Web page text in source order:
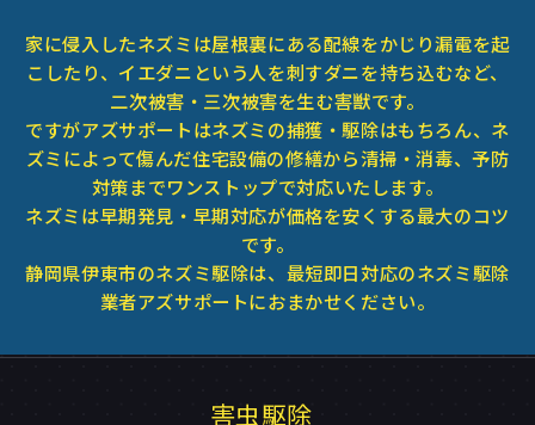
家に侵入したネズミは屋根裏にある配線をかじり漏電を起
こしたり、イエダニという人を刺すダニを持ち込むなど、
二次被害・三次被害を生む害獣です。
ですがアズサポートはネズミの捕獲・駆除はもちろん、ネ
ズミによって傷んだ住宅設備の修繕から清掃・消毒、予防
対策までワンストップで対応いたします。
ネズミは早期発見・早期対応が価格を安くする最大のコツ
です。
静岡県伊東市のネズミ駆除は、最短即日対応のネズミ駆除
業者アズサポートにおまかせください。
害虫駆除